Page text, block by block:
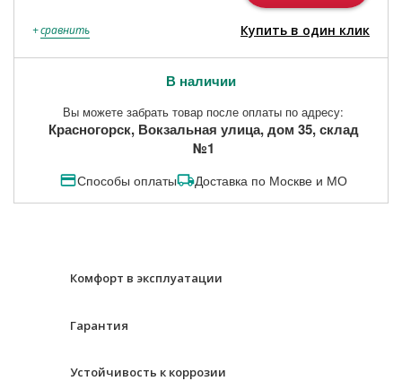
+сравнить Купить в один клик
В наличии
Вы можете забрать товар после оплаты по адресу:
Красногорск, Вокзальная улица, дом 35, склад
№1
Способы оплаты Доставка по Москве и МО
Комфорт в эксплуатации
Гарантия
Устойчивость к коррозии